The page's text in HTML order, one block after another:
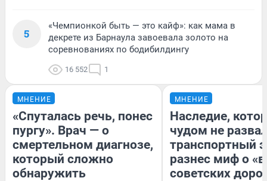
5
«Чемпионкой быть — это кайф»: как мама в
декрете из Барнаула завоевала золото на
соревнованиях по бодибилдингу
16 552 1
МНЕНИЕ
«Спуталась речь, понес
пургу». Врач — о
смертельном диагнозе,
который сложно
обнаружить
МНЕНИЕ
Наследие,
чудом не
транспортный
разнес миф о
советских